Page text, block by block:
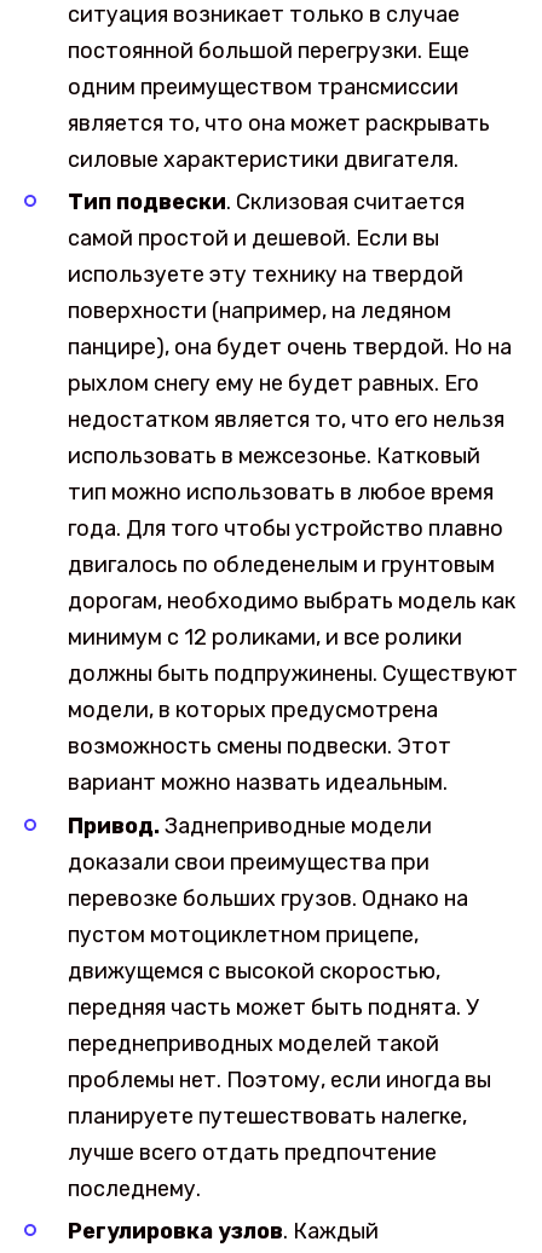
ситуация возникает только в случае
постоянной большой перегрузки. Еще
одним преимуществом трансмиссии
является то, что она может раскрывать
силовые характеристики двигателя.
Тип подвески. Склизовая считается
самой простой и дешевой. Если вы
используете эту технику на твердой
поверхности (например, на ледяном
панцире), она будет очень твердой. Но на
рыхлом снегу ему не будет равных. Его
недостатком является то, что его нельзя
использовать в межсезонье. Катковый
тип можно использовать в любое время
года. Для того чтобы устройство плавно
двигалось по обледенелым и грунтовым
дорогам, необходимо выбрать модель как
минимум с 12 роликами, и все ролики
должны быть подпружинены. Существуют
модели, в которых предусмотрена
возможность смены подвески. Этот
вариант можно назвать идеальным.
Привод.Заднеприводные модели
доказали свои преимущества при
перевозке больших грузов. Однако на
пустом мотоциклетном прицепе,
движущемся с высокой скоростью,
передняя часть может быть поднята. У
переднеприводных моделей такой
проблемы нет. Поэтому, если иногда вы
планируете путешествовать налегке,
лучше всего отдать предпочтение
последнему.
Регулировка узлов. Каждый